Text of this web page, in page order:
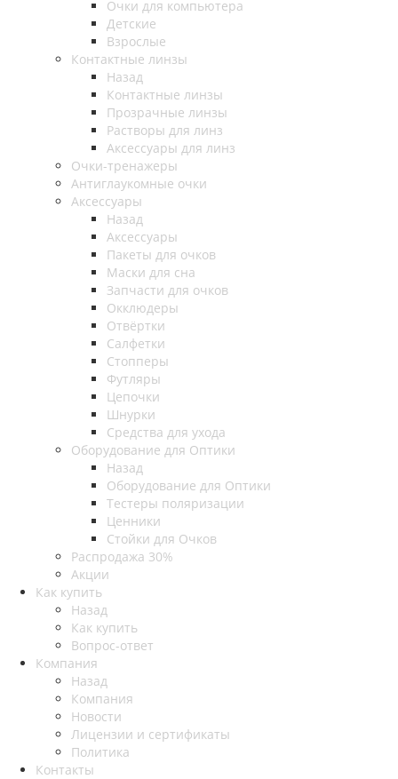
Очки для компьютера
Детские
Взрослые
Контактные линзы
Назад
Контактные линзы
Прозрачные линзы
Растворы для линз
Аксессуары для линз
Очки-тренажеры
Антиглаукомные очки
Аксессуары
Назад
Аксессуары
Пакеты для очков
Маски для сна
Запчасти для очков
Окклюдеры
Отвёртки
Салфетки
Стопперы
Футляры
Цепочки
Шнурки
Средства для ухода
Оборудование для Оптики
Назад
Оборудование для Оптики
Тестеры поляризации
Ценники
Стойки для Очков
Распродажа 30%
Акции
Как купить
Назад
Как купить
Вопрос-ответ
Компания
Назад
Компания
Новости
Лицензии и сертификаты
Политика
Контакты